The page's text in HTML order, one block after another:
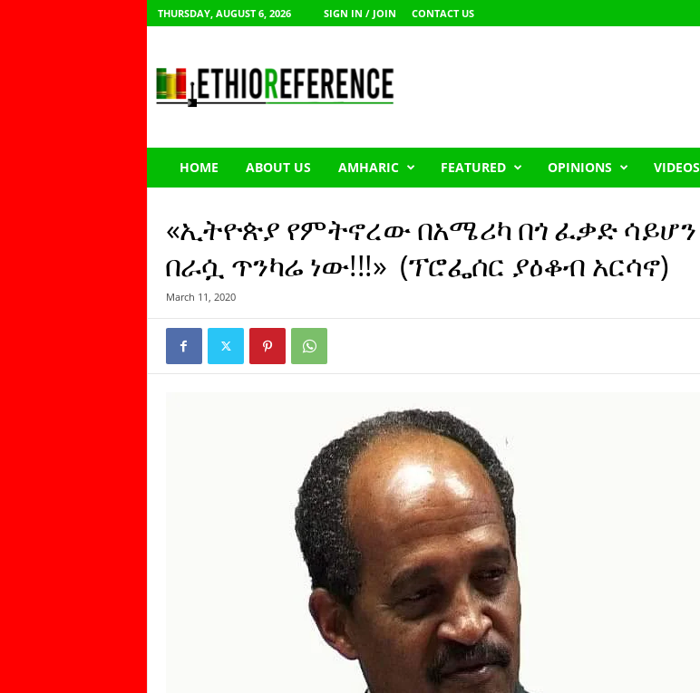
THURSDAY, AUGUST 6, 2026 SIGN IN / JOIN CONTACT US
h
HOME ABOUT US AMHARIC FEATURED OPINIONS VIDEOS
«ኢትዮጵያ የምትኖረው በአሜሪካ በጎ ፈቃድ ሳይሆን
በራሷ ጥንካሬ ነው!!!» (ፕሮፌሰር ያዕቆብ አርሳኖ)
March 11, 2020